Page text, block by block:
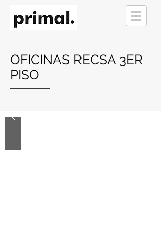
OFICINAS RECSA 3ER
PISO